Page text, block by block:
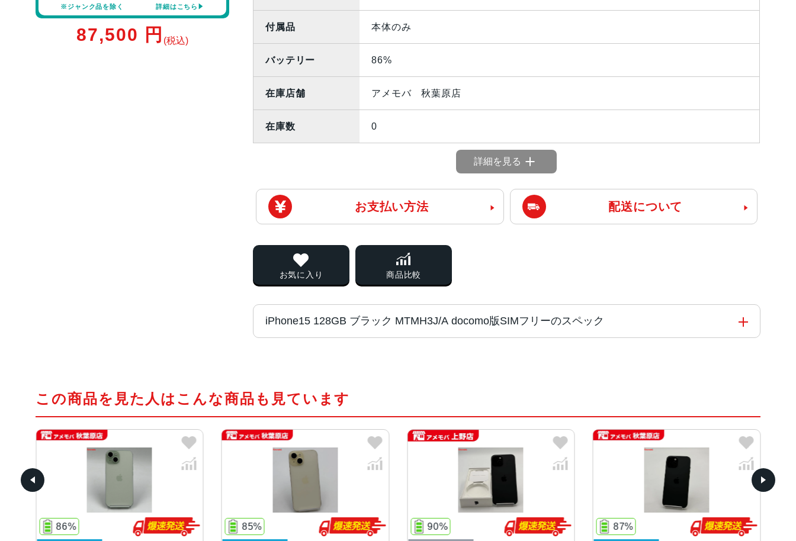
※ジャンク品を除く 詳細はこちら
87,500 円 (税込)
付属品 本体のみ
バッテリー 86%
在庫店舗 アメモバ 秋葉原店
在庫数 0
詳細を見る
お支払い方法 配送について
お気に入り 商品比較
iPhone15 128GB ブラック MTMH3J/A docomo版SIMフリーのスペック
カラー ブラック、ブルー、グリーン、イエロー、ピンク
容量 128GB256GB512GB
サイズ・重さ 147.6×71.6×7.80mm ・171g
液晶 6.1インチ（対角）オールスクリーンOLEDディスプレイ
この商品を見た人はこんな商品も見ています
86% 85% 90% 87%